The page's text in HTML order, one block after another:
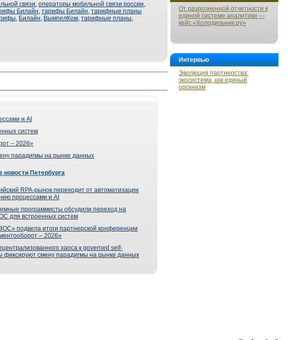
От разрозненной отчетности к
единой системе аналитики —
кейс «Холодильник.ру»
Интервью
Эволюция партнерства:
экосистема, как единый
организм
связи, операторы мобильной связи россии,
Билайн, тарифы Билайн, тарифные планы
, Билайн, ВымпелКом, тарифные планы,
и AI
систем
– 2026»
парадигмы на рынке данных
новости Петербурга
RPA-рынок переходит от автоматизации
процессами и AI
программисты обсудили переход на
для встроенных систем
подвела итоги партнерской конференции
– 2026»
хаоса к governed self-
фиксируют смену парадигмы на рынке данных